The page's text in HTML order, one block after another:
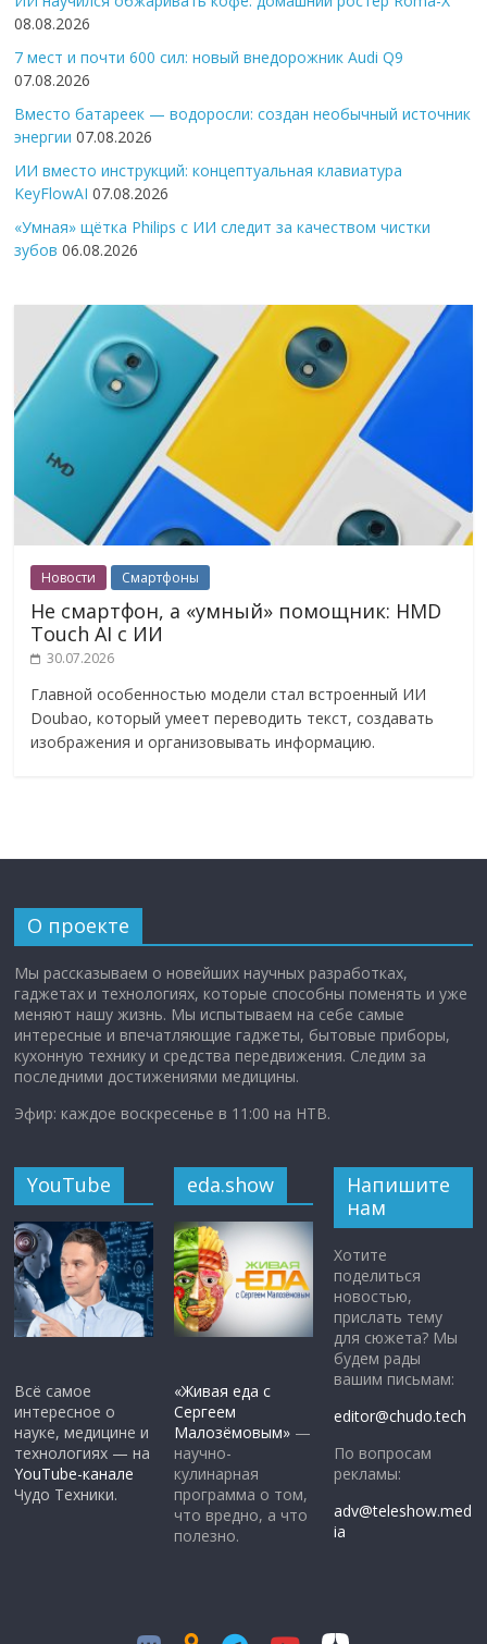
08.08.2026
7 мест и почти 600 сил: новый внедорожник Audi Q9
07.08.2026
Вместо батареек — водоросли: создан необычный источник
энергии 07.08.2026
ИИ вместо инструкций: концептуальная клавиатура
KeyFlowAI 07.08.2026
«Умная» щётка Philips с ИИ следит за качеством чистки
зубов 06.08.2026
Новости Смартфоны
Не смартфон, а «умный» помощник: HMD
Touch AI с ИИ
30.07.2026
Главной особенностью модели стал встроенный ИИ
Doubao, который умеет переводить текст, создавать
изображения и организовывать информацию.
О проекте
Мы рассказываем о новейших научных разработках,
гаджетах и технологиях, которые способны поменять и уже
меняют нашу жизнь. Мы испытываем на себе самые
интересные и впечатляющие гаджеты, бытовые приборы,
кухонную технику и средства передвижения. Следим за
последними достижениями медицины.
Эфир: каждое воскресенье в 11:00 на НТВ.
YouTube
Всё самое
интересное о
науке, медицине и
технологиях — на
YouTube-канале
Чудо Техники.
eda.show
«Живая еда с
Сергеем
Малозёмовым» —
научно-
кулинарная
программа о том,
что вредно, а что
полезно.
Напишите
нам
Хотите
поделиться
новостью,
прислать тему
для сюжета? Мы
будем рады
вашим письмам:
editor@chudo.tech
По вопросам
рекламы:
adv@teleshow.med
ia